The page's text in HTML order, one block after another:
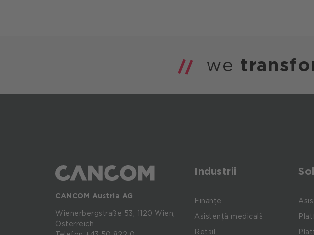
we
CANCOM Austria AG
Wienerbergstraße 53, 1120 Wien,
Österreich
Industrii
Finanțe
Asistență medicală
Retail